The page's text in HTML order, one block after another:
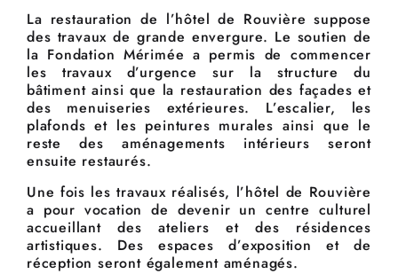
La restauration de l’hôtel de Rouvière suppose
des travaux de grande envergure. Le soutien de
la Fondation Mérimée a permis de commencer
les travaux d’urgence sur la structure du
bâtiment ainsi que la restauration des façades et
des menuiseries extérieures. L’escalier, les
plafonds et les peintures murales ainsi que le
reste des aménagements intérieurs seront
ensuite restaurés.
Une fois les travaux réalisés, l’hôtel de Rouvière
a pour vocation de devenir un centre culturel
accueillant des ateliers et des résidences
artistiques. Des espaces d’exposition et de
réception seront également aménagés.